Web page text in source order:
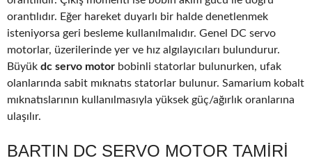
orantılıdır. Eğer hareket duyarlı bir halde denetlenmek
isteniyorsa geri besleme kullanılmalıdır. Genel DC servo
motorlar, üzerilerinde yer ve hız algılayıcıları bulundurur.
Büyük dc servo motor bobinli statorlar bulunurken, ufak
olanlarında sabit mıknatıs statorlar bulunur. Samarium kobalt
mıknatıslarının kullanılmasıyla yüksek güç/ağırlık oranlarına
ulaşılır.
BARTIN DC SERVO MOTOR TAMIRI